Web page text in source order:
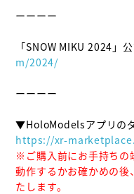
ーーーー
「SNOW MIKU 2024」
m/2024/
ーーーー
https://xr-
※ご購入前にお手持ちの
動作するかお確かめの
たします。